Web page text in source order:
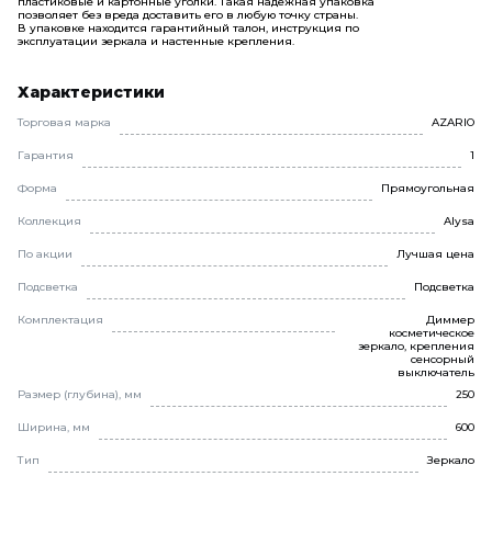
позволяет без вреда доставить его в любую точку страны.
В упаковке находится гарантийный талон, инструкция по
эксплуатации зеркала и настенные крепления.
Характеристики
Торговая марка AZARIO
Гарантия 1
Форма Прямоугольная
Коллекция Alysa
По акции Лучшая цена
Подсветка Подсветка
Комплектация
Диммер
косметическое
зеркало, крепления
сенсорный
выключатель
Размер (глубина), мм
250
Ширина, мм 600
Тип Зеркало